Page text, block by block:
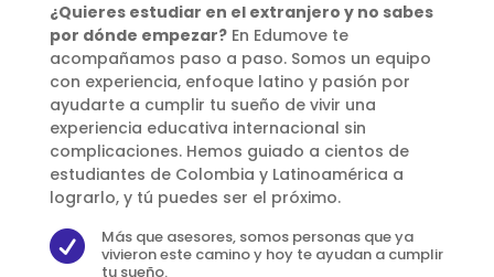
¿Quieres estudiar en el extranjero y no sabes
por dónde empezar?En Edumove te
acompañamos paso a paso. Somos un equipo
con experiencia, enfoque latino y pasión por
ayudarte a cumplir tu sueño de vivir una
experiencia educativa internacional sin
complicaciones. Hemos guiado a cientos de
estudiantes de Colombia y Latinoamérica a
lograrlo, y tú puedes ser el próximo.

Más que asesores, somos personas que ya
vivieron este camino y hoy te ayudan a cumplir
tu sueño.